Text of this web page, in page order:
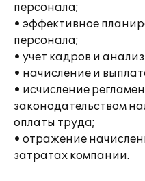
персонала;
• эффективное
персонала;
• учет кадров и
• начисление и
• исчисление
законодательством
оплаты труда;
• отражение
затратах компании.